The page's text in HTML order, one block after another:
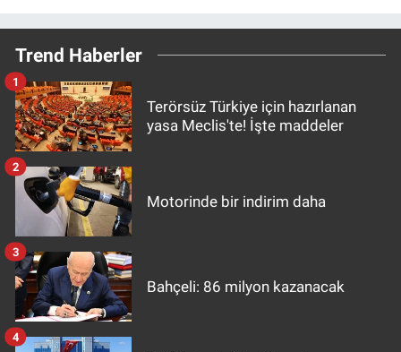
Trend Haberler
Terörsüz Türkiye için hazırlanan
yasa Meclis'te! İşte maddeler
1
Motorinde bir indirim daha
2
Bahçeli: 86 milyon kazanacak
3
4